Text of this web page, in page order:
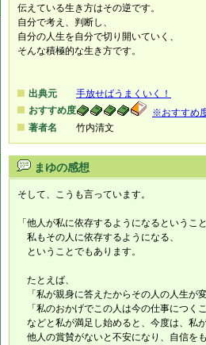
伝えている生き方はその逆です。
自分で考え、判断し、
自分の人生を自分で切り開いていく、
そんな積極的な生き方です。
出典元
手放せばうまくいく！
おすすめ度
※おすすめ
著者名
竹内清文
まゆの感想
そして、こうも言っています。
「他人が私に依存するようになるというこ
私もその人に依存するようになる、
ということでもあります。
たとえば、
「私が親身に答えたからその人の人生が
「私のおかげでこの人は今の仕事につく
などと私が満足し始めると、今度は、私
他人の賞賛がないと不安になり、自信を